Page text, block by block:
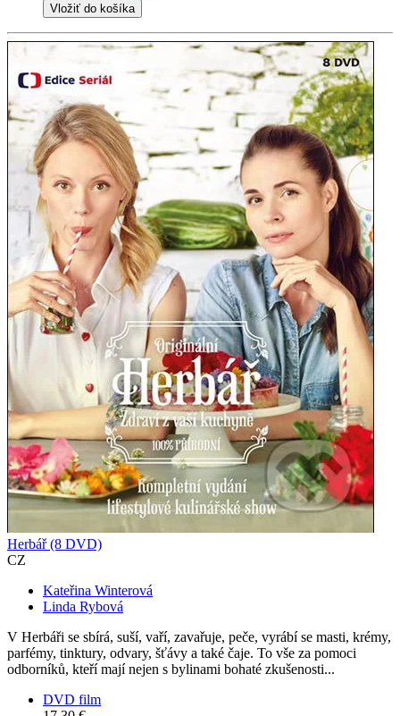
Vložiť do košíka
Herbář (8 DVD)
CZ
Kateřina Winterová
Linda Rybová
V Herbáři se sbírá, suší, vaří, zavařuje, peče, vyrábí se masti, krémy,
parfémy, tinktury, odvary, šťávy a také čaje. To vše za pomoci
odborníků, kteří mají nejen s bylinami bohaté zkušenosti...
DVD film